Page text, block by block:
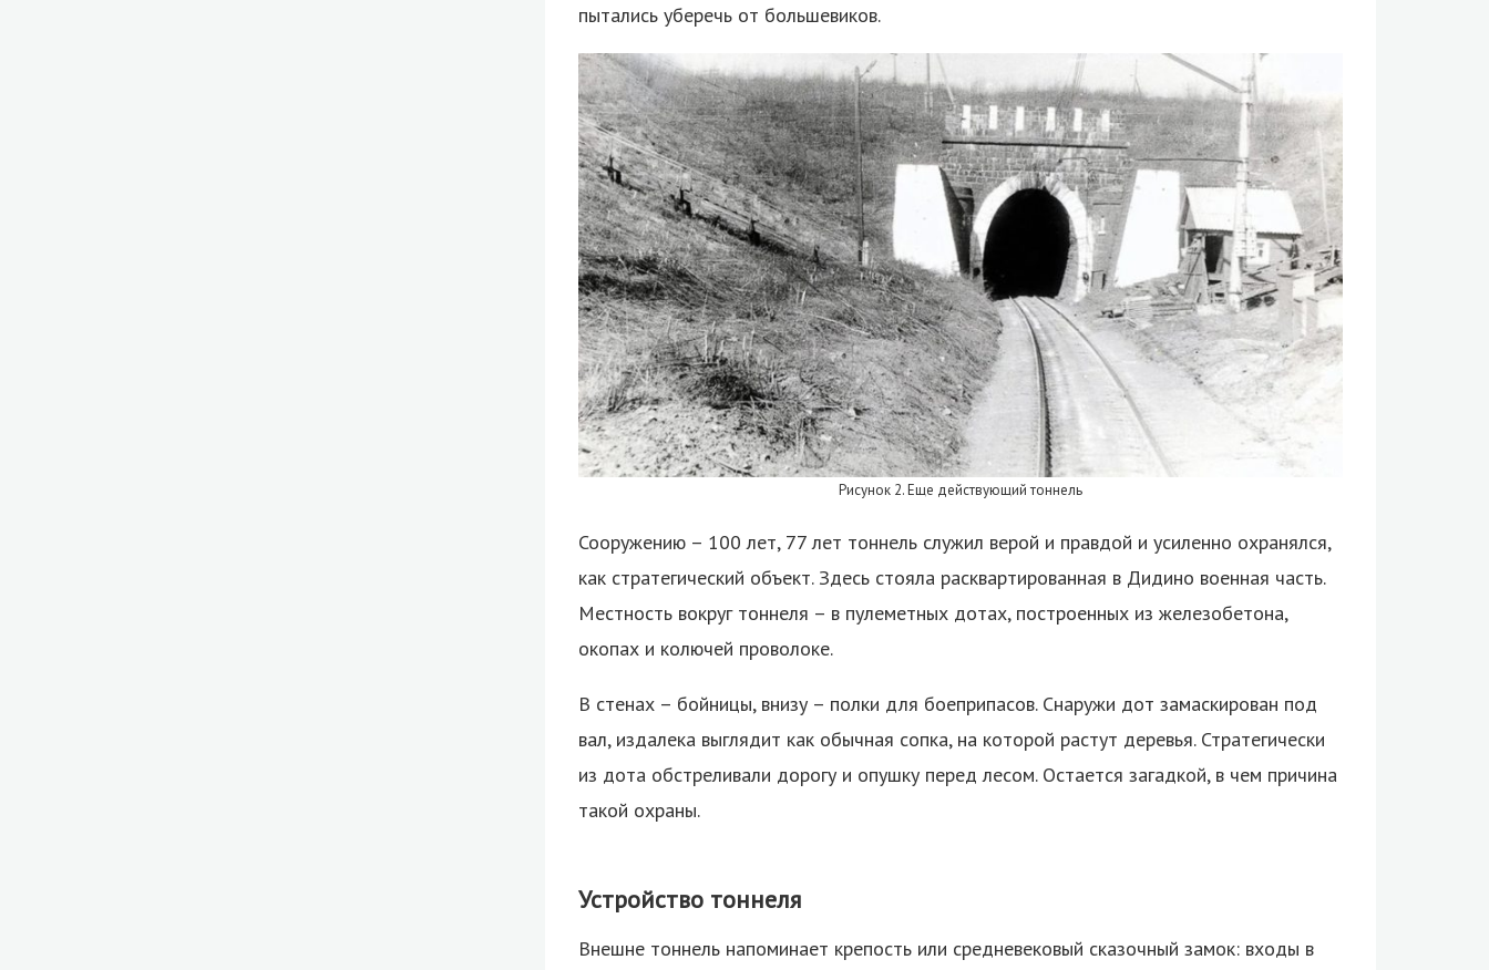
пытались уберечь от большевиков.
Рисунок 2. Еще действующий тоннель
Сооружению – 100 лет, 77 лет тоннель служил верой и правдой и усиленно охранялся,
как стратегический объект. Здесь стояла расквартированная в Дидино военная часть.
Местность вокруг тоннеля – в пулеметных дотах, построенных из железобетона,
окопах и колючей проволоке.
В стенах – бойницы, внизу – полки для боеприпасов. Снаружи дот замаскирован под
вал, издалека выглядит как обычная сопка, на которой растут деревья. Стратегически
из дота обстреливали дорогу и опушку перед лесом. Остается загадкой, в чем причина
такой охраны.
Устройство тоннеля
Внешне тоннель напоминает крепость или средневековый сказочный замок: входы в